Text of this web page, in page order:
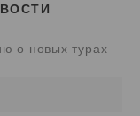
о новых турах